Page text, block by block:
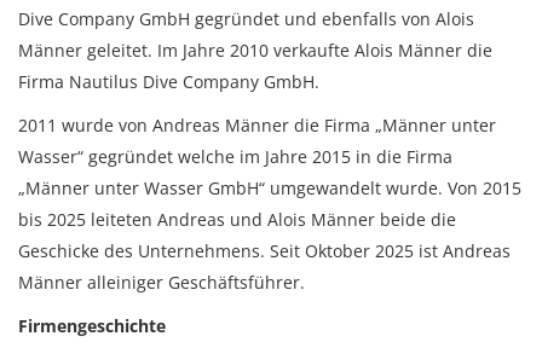
Dive Company GmbH gegründet und ebenfalls von Alois
Männer geleitet. Im Jahre 2010 verkaufte Alois Männer die
Firma Nautilus Dive Company GmbH.
2011 wurde von Andreas Männer die Firma „Männer unter
Wasser“ gegründet welche im Jahre 2015 in die Firma
„Männer unter Wasser GmbH“ umgewandelt wurde. Von 2015
bis 2025 leiteten Andreas und Alois Männer beide die
Geschicke des Unternehmens. Seit Oktober 2025 ist Andreas
Männer alleiniger Geschäftsführer.
Firmengeschichte